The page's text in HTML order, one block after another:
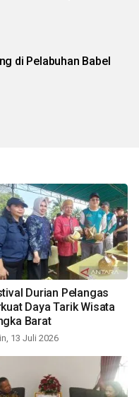
di Pelabuhan Babel
Durian Pelangas
Daya Tarik Wisata
Barat
13 Juli 2026